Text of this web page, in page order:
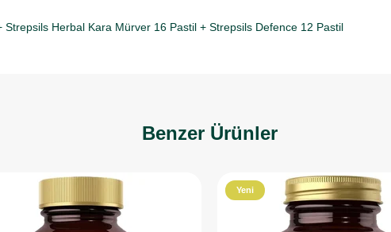
Strepsils Herbal Kara Mürver 16 Pastil + Strepsils Defence 12 Pastil
Benzer Ürünler
Yeni